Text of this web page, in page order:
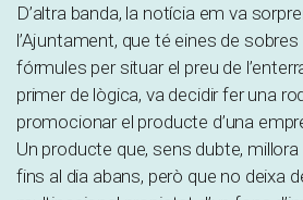
D’altra banda, la notícia em va
l’Ajuntament, que té eines de
fórmules per situar el preu de
primer de lògica, va decidir fer una
promocionar el producte d’una
Un producte que, sens dubte,
fins al dia abans, però que no deixa